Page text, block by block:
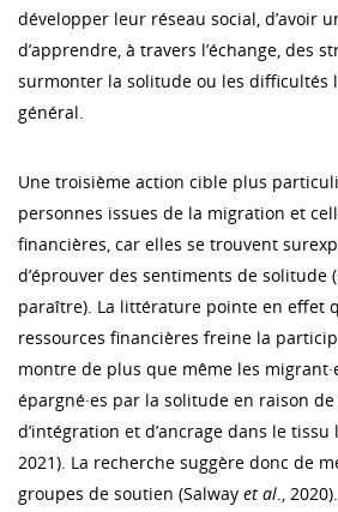
développer leur réseau social, d’avoir
d’apprendre, à travers l’échange, des
surmonter la solitude ou les difficultés
général.
Une troisième action cible plus
personnes issues de la migration et
financières, car elles se trouvent
d’éprouver des sentiments de solitude
paraître). La littérature pointe en effet
ressources financières freine la
montre de plus que même les
épargné·es par la solitude en raison
d’intégration et d’ancrage dans le tissu
2021). La recherche suggère donc de
groupes de soutien (Salway et al.,